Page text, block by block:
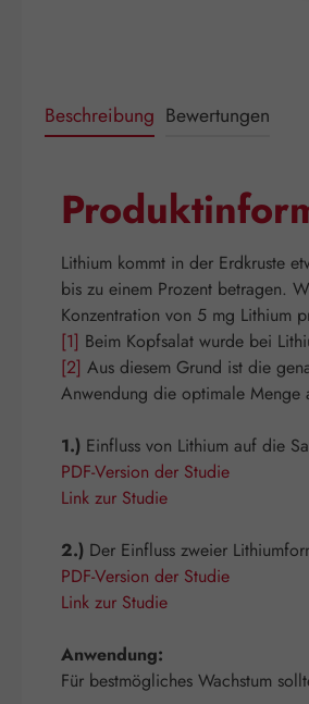
Beschreibung Bewertungen
Lithium kommt in der Erdkruste
bis zu einem Prozent betragen.
Konzentration von 5 mg Lithium
[1] Beim Kopfsalat wurde bei
[2] Aus diesem Grund ist die
Anwendung die optimale Menge
1.) Einfluss von Lithium auf die
PDF-Version der Studie
Link zur Studie
2.) Der Einfluss zweier
PDF-Version der Studie
Link zur Studie
Anwendung:
Für bestmögliches Wachstum